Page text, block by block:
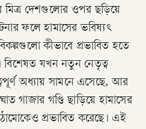
মিত্র দেশগুলোর ওপর ছড়িয়ে
ফলে হামাসের ভবিষ্যৎ
কীভাবে প্রভাবিত হতে
বিশেষত যখন নতুন নেতৃত্ব
অধ্যায় সামনে এসেছে, আর
গাজার গণ্ডি ছাড়িয়ে হামাসের
প্রভাবিত করেছে। এই